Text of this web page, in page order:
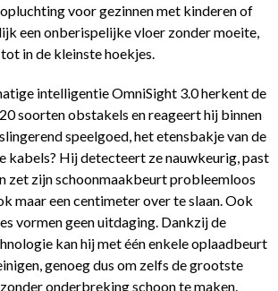
opluchting voor gezinnen met kinderen of
een onberispelijke vloer zonder moeite,
tot in de kleinste hoekjes.
intelligentie OmniSight 3.0 herkent de
soorten obstakels en reageert hij binnen
speelgoed, het etensbakje van de
kabels? Hij detecteert ze nauwkeurig, past
zet zijn schoonmaakbeurt probleemloos
maar een centimeter over te slaan. Ook
vormen geen uitdaging. Dankzij de
kan hij met één enkele oplaadbeurt
genoeg dus om zelfs de grootste
onderbreking schoon te maken.